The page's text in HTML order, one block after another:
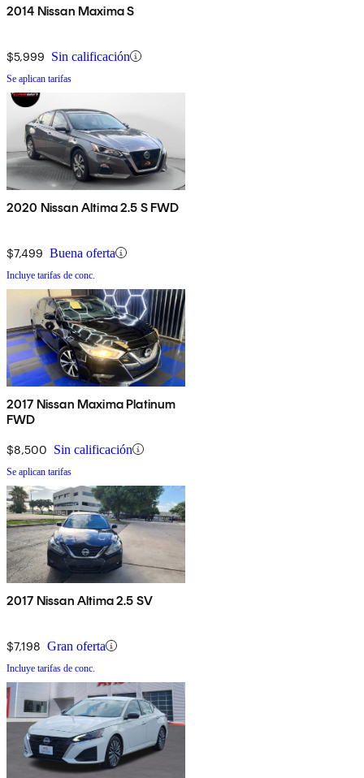
2014 Nissan Maxima S
$5,999 Sin calificación
Se aplican tarifas
2020 Nissan Altima 2.5 S FWD
$7,499 Buena oferta
Incluye tarifas de conc.
2017 Nissan Maxima Platinum
FWD
$8,500 Sin calificación
Se aplican tarifas
2017 Nissan Altima 2.5 SV
$7,198 Gran oferta
Incluye tarifas de conc.